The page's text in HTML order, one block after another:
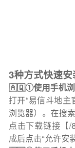
3种方式快速安
🇦🇶①使用手机浏
打开“易信斗地主
浏览器）。在搜
点击下载链接【/
成后点击“允许安